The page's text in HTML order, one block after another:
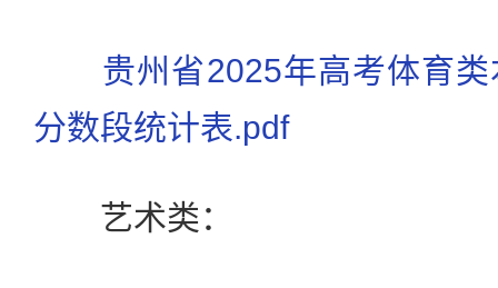
贵州省2025年高考体育
分数段统计表.pdf
艺术类：